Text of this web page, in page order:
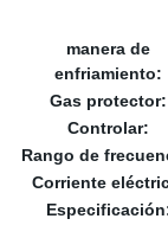
manera de
enfriamiento:
Gas protector:
Controlar:
Rango de
Corriente